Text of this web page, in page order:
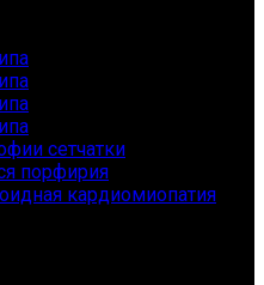
сетчатки
порфирия
кардиомиопатия